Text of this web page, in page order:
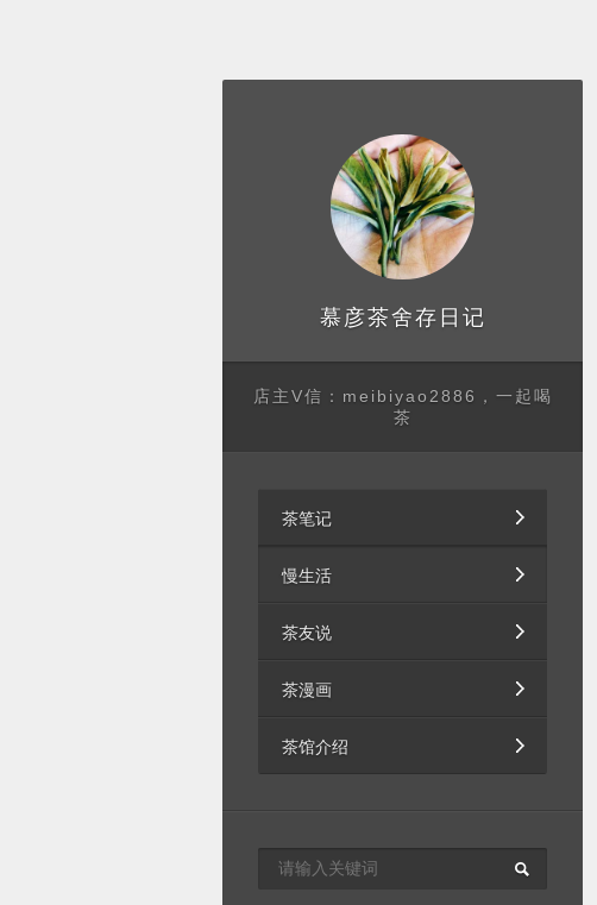
慕彦茶舍存日记
店主V信：meibiyao2886，一起喝
茶
茶笔记
慢生活
茶友说
茶漫画
茶馆介绍